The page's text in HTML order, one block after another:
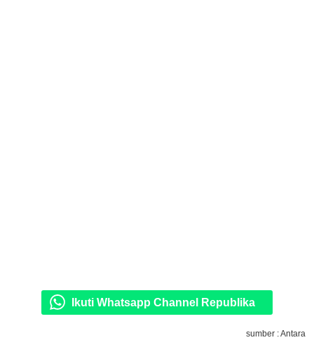
Ikuti Whatsapp Channel Republika
sumber : Antara